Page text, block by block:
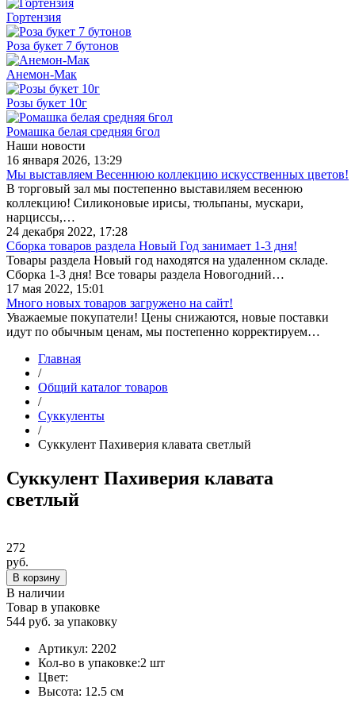
Гортензия
Роза букет 7 бутонов
Анемон-Мак
Розы букет 10г
Ромашка белая средняя 6гол
Наши новости
16 января 2026, 13:29
Мы выставляем Весеннюю коллекцию искусственных цветов!
В торговый зал мы постепенно выставиляем весенюю
коллекцию! Силиконовые ирисы, тюльпаны, мускари,
нарциссы,…
24 декабря 2022, 17:28
Сборка товаров раздела Новый Год занимает 1-3 дня!
Товары раздела Новый год находятся на удаленном складе.
Сборка 1-3 дня! Все товары раздела Новогодний…
17 мая 2022, 15:01
Много новых товаров загружено на сайт!
Уважаемые покупатели! Цены снижаются, новые поставки
идут по обычным ценам, мы постепенно корректируем…
Главная
/
Общий каталог товаров
/
Суккуленты
/
Суккулент Пахиверия клавата светлый
Суккулент Пахиверия клавата
светлый
272
руб.
В корзину
В наличии
Товар в упаковке
544 руб. за упаковку
Артикул: 2202
Кол-во в упаковке:2 шт
Цвет:
Высота: 12.5 см